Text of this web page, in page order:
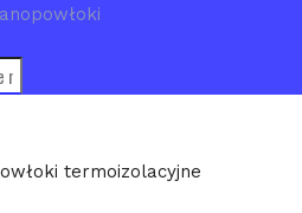
termoizolacyjne